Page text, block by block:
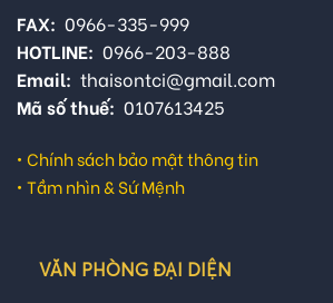
FAX: 0966-335-999
HOTLINE: 0966-203-888
Email: thaisontci@gmail.com
Mã số thuế: 0107613425
• Chính sách bảo mật thông tin
• Tầm nhìn & Sứ Mệnh
VĂN PHÒNG ĐẠI DIỆN